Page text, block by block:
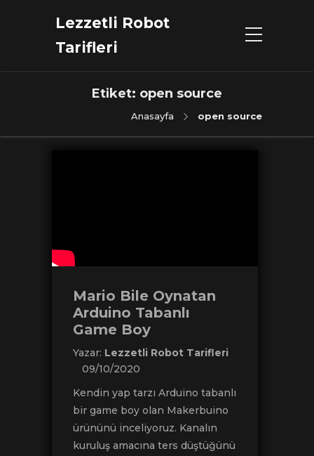
Lezzetli Robot
Tarifleri
Etiket: open source
Anasayfa open source
Mario Bile Oynatan
Arduino Tabanlı
Game Boy
Yazar: Lezzetli Robot Tarifleri
09/10/2020
Kendin yap tarzı Arduino tabanlı
bir game boy olan Makerbuino
ürününü inceliyoruz. Kanalın
kuruluş amacına ters düştüğünü